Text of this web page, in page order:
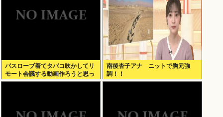
バスローブ着てタバコ吹かしてリ
モート会議する動画作ろうと思っ
てるんだが
南後杏子アナ ニットで胸元強
調！！